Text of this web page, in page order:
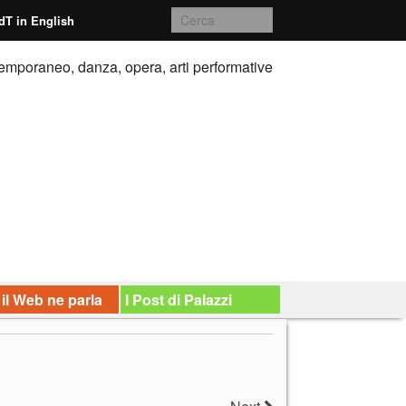
in English
danza, opera, arti performative
Web ne parla I Post di Palazzi